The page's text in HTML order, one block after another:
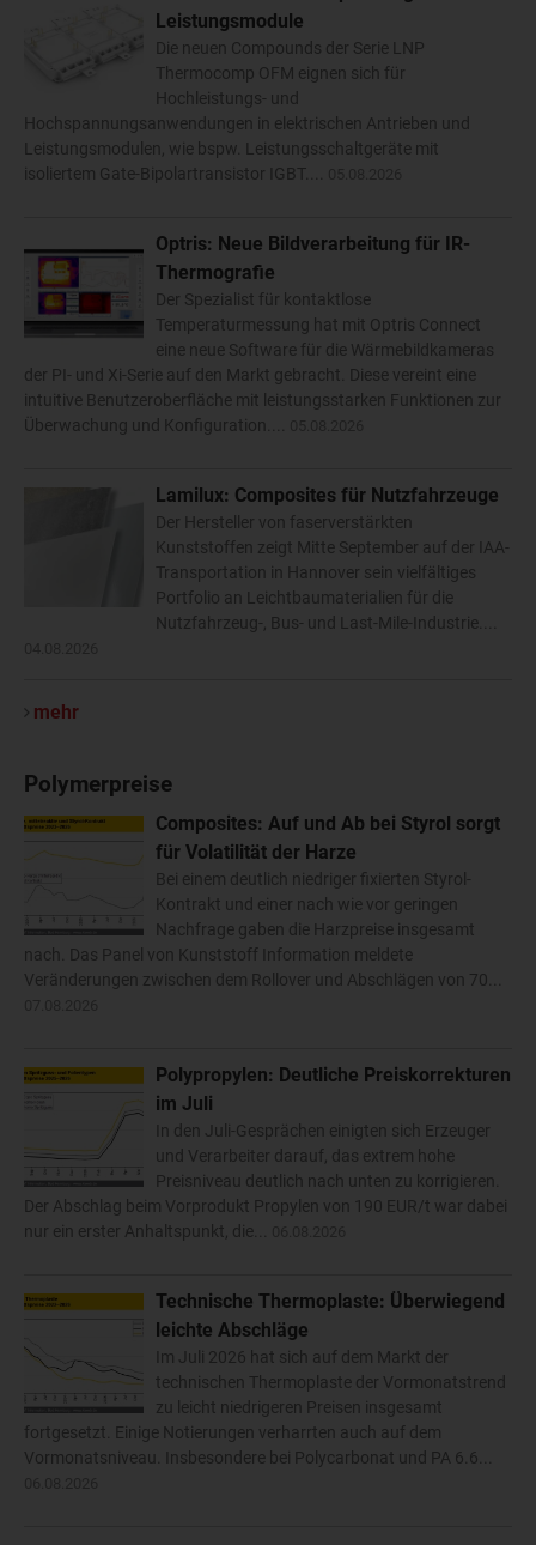
Leistungsmodule
Die neuen Compounds der Serie LNP
Thermocomp OFM eignen sich für
Hochleistungs- und
Hochspannungsanwendungen in elektrischen Antrieben und
Leistungsmodulen, wie bspw. Leistungsschaltgeräte mit
isoliertem Gate-Bipolartransistor IGBT....
Optris: Neue Bildverarbeitung für IR-
Thermografie
Der Spezialist für kontaktlose
Temperaturmessung hat mit Optris Connect
eine neue Software für die Wärmebildkameras
der PI- und Xi-Serie auf den Markt gebracht. Diese vereint eine
intuitive Benutzeroberfläche mit leistungsstarken Funktionen zur
Überwachung und Konfiguration....
Lamilux: Composites für Nutzfahrzeuge
Der Hersteller von faserverstärkten
Kunststoffen zeigt Mitte September auf der IAA-
Transportation in Hannover sein vielfältiges
Portfolio an Leichtbaumaterialien für die
Nutzfahrzeug-, Bus- und Last-Mile-Industrie....
mehr
Polymerpreise
Composites: Auf und Ab bei Styrol sorgt
für Volatilität der Harze
Bei einem deutlich niedriger fixierten Styrol-
Kontrakt und einer nach wie vor geringen
Nachfrage gaben die Harzpreise insgesamt
nach. Das Panel von Kunststoff Information meldete
Veränderungen zwischen dem Rollover und Abschlägen von 70...
Polypropylen: Deutliche Preiskorrekturen
im Juli
In den Juli-Gesprächen einigten sich Erzeuger
und Verarbeiter darauf, das extrem hohe
Preisniveau deutlich nach unten zu korrigieren.
Der Abschlag beim Vorprodukt Propylen von 190 EUR/t war dabei
nur ein erster Anhaltspunkt, die...
Technische Thermoplaste: Überwiegend
leichte Abschläge
Im Juli 2026 hat sich auf dem Markt der
technischen Thermoplaste der Vormonatstrend
zu leicht niedrigeren Preisen insgesamt
fortgesetzt. Einige Notierungen verharrten auch auf dem
Vormonatsniveau. Insbesondere bei Polycarbonat und PA 6.6...